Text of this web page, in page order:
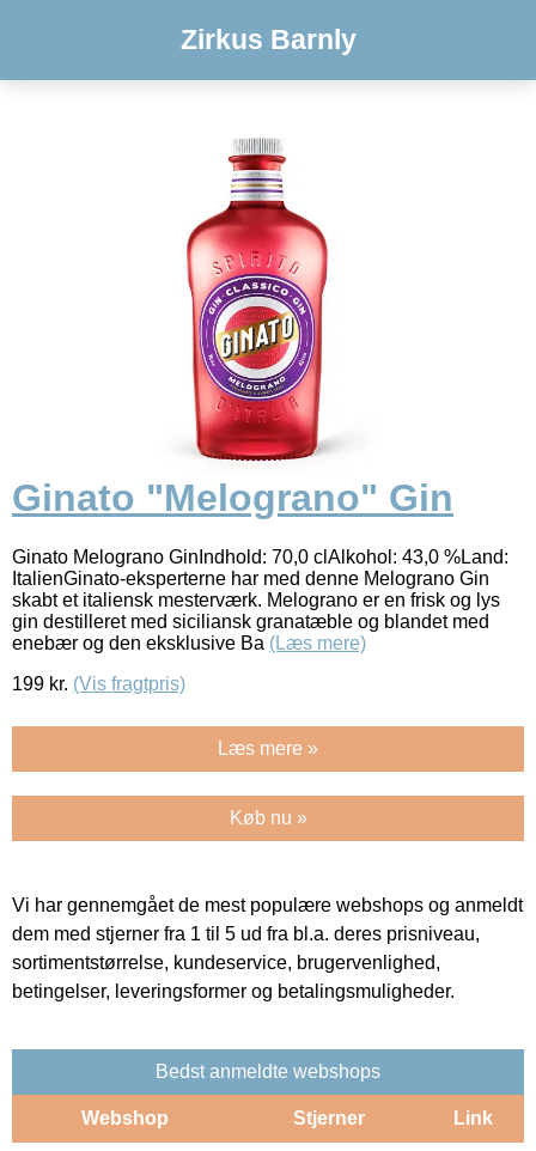
Zirkus Barnly
Ginato "Melograno" Gin
Ginato Melograno GinIndhold: 70,0 clAlkohol: 43,0 %Land:
ItalienGinato-eksperterne har med denne Melograno Gin
skabt et italiensk mesterværk. Melograno er en frisk og lys
gin destilleret med siciliansk granatæble og blandet med
enebær og den eksklusive Ba (Læs mere)
199 kr. (Vis fragtpris)
Læs mere »
Køb nu »
Vi har gennemgået de mest populære webshops og anmeldt
dem med stjerner fra 1 til 5 ud fra bl.a. deres prisniveau,
sortimentstørrelse, kundeservice, brugervenlighed,
betingelser, leveringsformer og betalingsmuligheder.
Bedst anmeldte webshops
Webshop Stjerner Link